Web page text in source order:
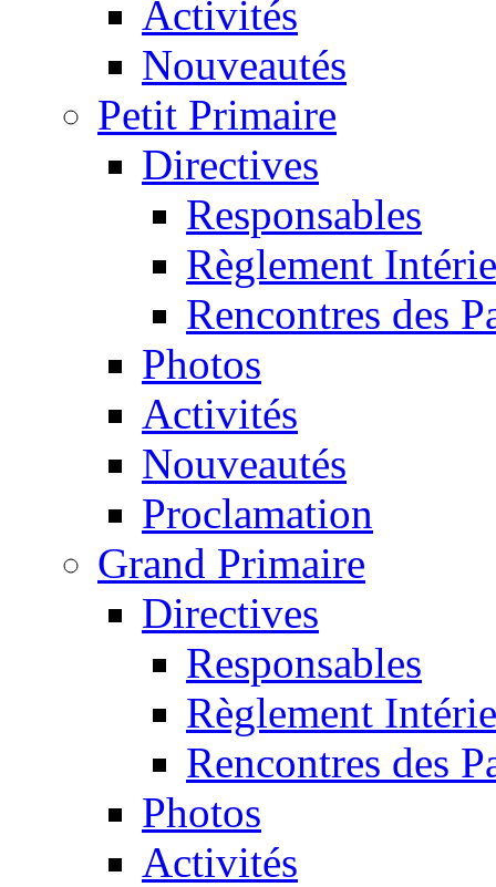
Activités
Nouveautés
Petit Primaire
Directives
Responsables
Règlement
Rencontres des
Photos
Activités
Nouveautés
Proclamation
Grand Primaire
Directives
Responsables
Règlement
Rencontres des
Photos
Activités